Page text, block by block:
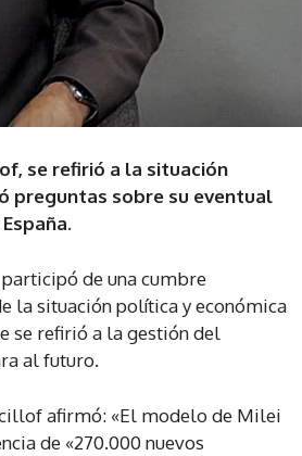
se refirió a la situación
preguntas sobre su eventual
de una cumbre
la situación política y económica
se refirió a la gestión del
al futuro.
afirmó: «El modelo de Milei
de «270.000 nuevos